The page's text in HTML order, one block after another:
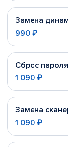
Замена
990 ₽
Сброс пароля
1 090 ₽
Замена
1 090 ₽